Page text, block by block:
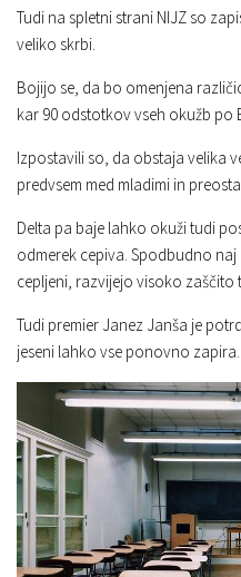
Tudi na spletni strani NIJZ so
veliko skrbi.
Bojijo se, da bo omenjena
kar 90 odstotkov vseh okužb po
Izpostavili so, da obstaja velika
predvsem med mladimi in
Delta pa baje lahko okuži tudi
odmerek cepiva. Spodbudno
cepljeni, razvijejo visoko zaščito
Tudi premier Janez Janša je
jeseni lahko vse ponovno zapira.